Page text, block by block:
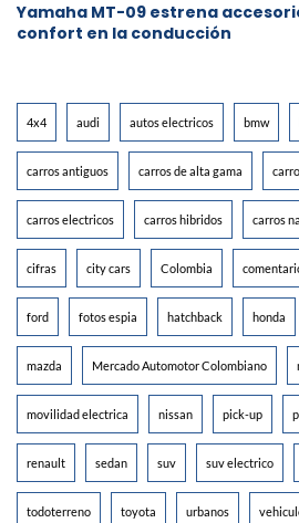
Yamaha MT-09 estrena
confort en la conducción
4x4 audi autos electricos bmw
carros antiguos carros de alta gama
carros electricos carros hibridos carros
cifras city cars Colombia
ford fotos espia hatchback honda
mazda Mercado Automotor Colombiano
movilidad electrica nissan pick-up
renault sedan suv suv electrico
todoterreno toyota urbanos